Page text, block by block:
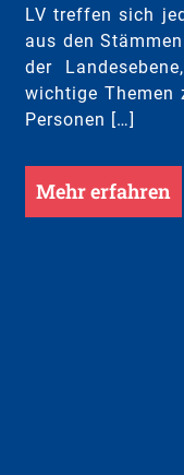
LV treffen sich
aus den
der
wichtige Themen
Personen […]
Mehr erfahren